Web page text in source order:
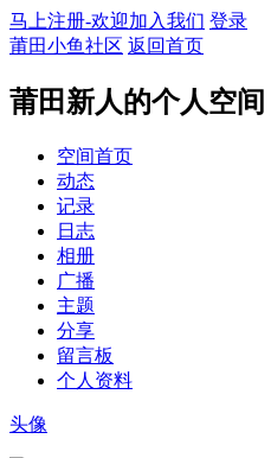
马上注册-欢迎加入我们 登录
莆田小鱼社区 返回首页
莆田新人的个人空间
空间首页
动态
记录
日志
相册
广播
主题
分享
留言板
个人资料
头像